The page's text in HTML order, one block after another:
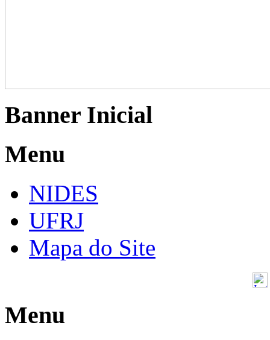
Banner Inicial
Menu
NIDES
UFRJ
Mapa do Site
Menu